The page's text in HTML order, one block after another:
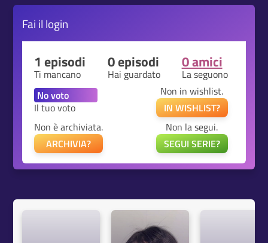
Fai il login
1 episodi
Ti mancano
0 episodi
Hai guardato
0 amici
La seguono
Il tuo voto
Non in wishlist.
IN WISHLIST?
Non è archiviata.
ARCHIVIA?
Non la segui.
SEGUI SERIE?